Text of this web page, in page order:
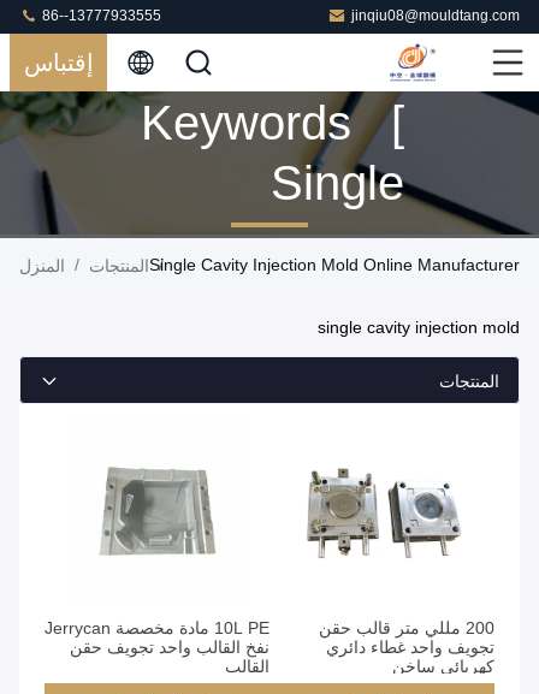
jinqiu08@mouldtang.com
86--13777933555
إقتباس
Keywords [
Single
Cavity
Mold ]
المنتجات
المنزل / المنتجات /
Single Cavity Injection Mold Online Manufacturer
single cavity injection mold
المنتجات
200 مللي متر قالب حقن
تجويف واحد غطاء دائري
كهربائي ساخن
10L PE مادة مخصصة Jerrycan
نفخ القالب واحد تجويف حقن
القالب